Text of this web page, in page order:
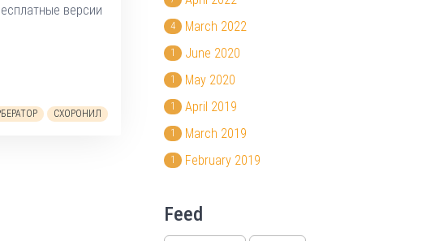
версии
СХОРОНИЛ
4 March 2022
1 June 2020
1 May 2020
1 April 2019
1 March 2019
1 February 2019
Feed